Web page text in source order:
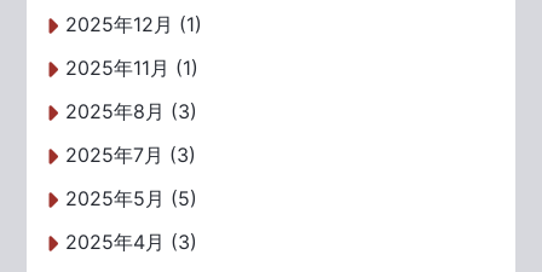
2025年12月 (1)
2025年11月 (1)
2025年8月 (3)
2025年7月 (3)
2025年5月 (5)
2025年4月 (3)